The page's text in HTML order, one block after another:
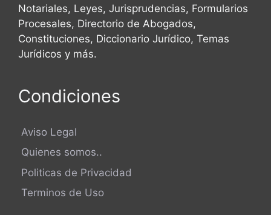
Notariales, Leyes, Jurisprudencias, Formularios
Procesales, Directorio de Abogados,
Constituciones, Diccionario Jurídico, Temas
Jurídicos y más.
Condiciones
Aviso Legal
Quienes somos..
Politicas de Privacidad
Terminos de Uso